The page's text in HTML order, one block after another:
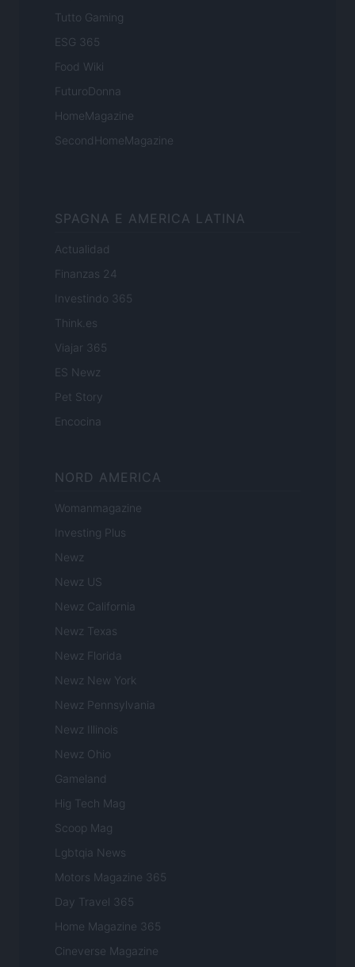
Tutto Gaming
ESG 365
Food Wiki
FuturoDonna
HomeMagazine
SecondHomeMagazine
SPAGNA E AMERICA LATINA
Actualidad
Finanzas 24
Investindo 365
Think.es
Viajar 365
ES Newz
Pet Story
Encocina
NORD AMERICA
Womanmagazine
Investing Plus
Newz
Newz US
Newz California
Newz Texas
Newz Florida
Newz New York
Newz Pennsylvania
Newz Illinois
Newz Ohio
Gameland
Hig Tech Mag
Scoop Mag
Lgbtqia News
Motors Magazine 365
Day Travel 365
Home Magazine 365
Cineverse Magazine